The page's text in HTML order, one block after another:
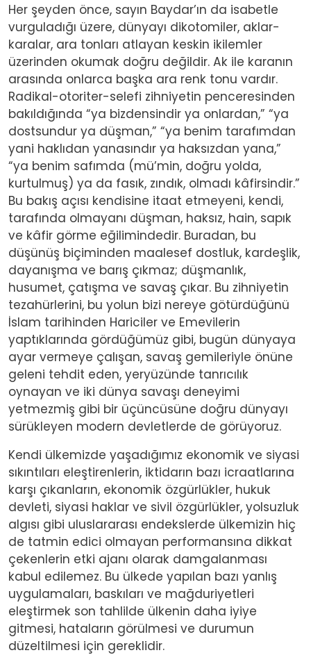
Her şeyden önce, sayın Baydar’ın da isabetle
vurguladığı üzere, dünyayı dikotomiler, aklar-
karalar, ara tonları atlayan keskin ikilemler
üzerinden okumak doğru değildir. Ak ile karanın
arasında onlarca başka ara renk tonu vardır.
Radikal-otoriter-selefi zihniyetin penceresinden
bakıldığında “ya bizdensindir ya onlardan,” “ya
dostsundur ya düşman,” “ya benim tarafımdan
yani haklıdan yanasındır ya haksızdan yana,”
“ya benim safımda (mü’min, doğru yolda,
kurtulmuş) ya da fasık, zındık, olmadı kâfirsindir.”
Bu bakış açısı kendisine itaat etmeyeni, kendi,
tarafında olmayanı düşman, haksız, hain, sapık
ve kâfir görme eğilimindedir. Buradan, bu
düşünüş biçiminden maalesef dostluk, kardeşlik,
dayanışma ve barış çıkmaz; düşmanlık,
husumet, çatışma ve savaş çıkar. Bu zihniyetin
tezahürlerini, bu yolun bizi nereye götürdüğünü
İslam tarihinden Hariciler ve Emevilerin
yaptıklarında gördüğümüz gibi, bugün dünyaya
ayar vermeye çalışan, savaş gemileriyle önüne
geleni tehdit eden, yeryüzünde tanrıcılık
oynayan ve iki dünya savaşı deneyimi
yetmezmiş gibi bir üçüncüsüne doğru dünyayı
sürükleyen modern devletlerde de görüyoruz.
Kendi ülkemizde yaşadığımız ekonomik ve siyasi
sıkıntıları eleştirenlerin, iktidarın bazı icraatlarına
karşı çıkanların, ekonomik özgürlükler, hukuk
devleti, siyasi haklar ve sivil özgürlükler, yolsuzluk
algısı gibi uluslararası endekslerde ülkemizin hiç
de tatmin edici olmayan performansına dikkat
çekenlerin etki ajanı olarak damgalanması
kabul edilemez. Bu ülkede yapılan bazı yanlış
uygulamaları, baskıları ve mağduriyetleri
eleştirmek son tahlilde ülkenin daha iyiye
gitmesi, hataların görülmesi ve durumun
düzeltilmesi için gereklidir.